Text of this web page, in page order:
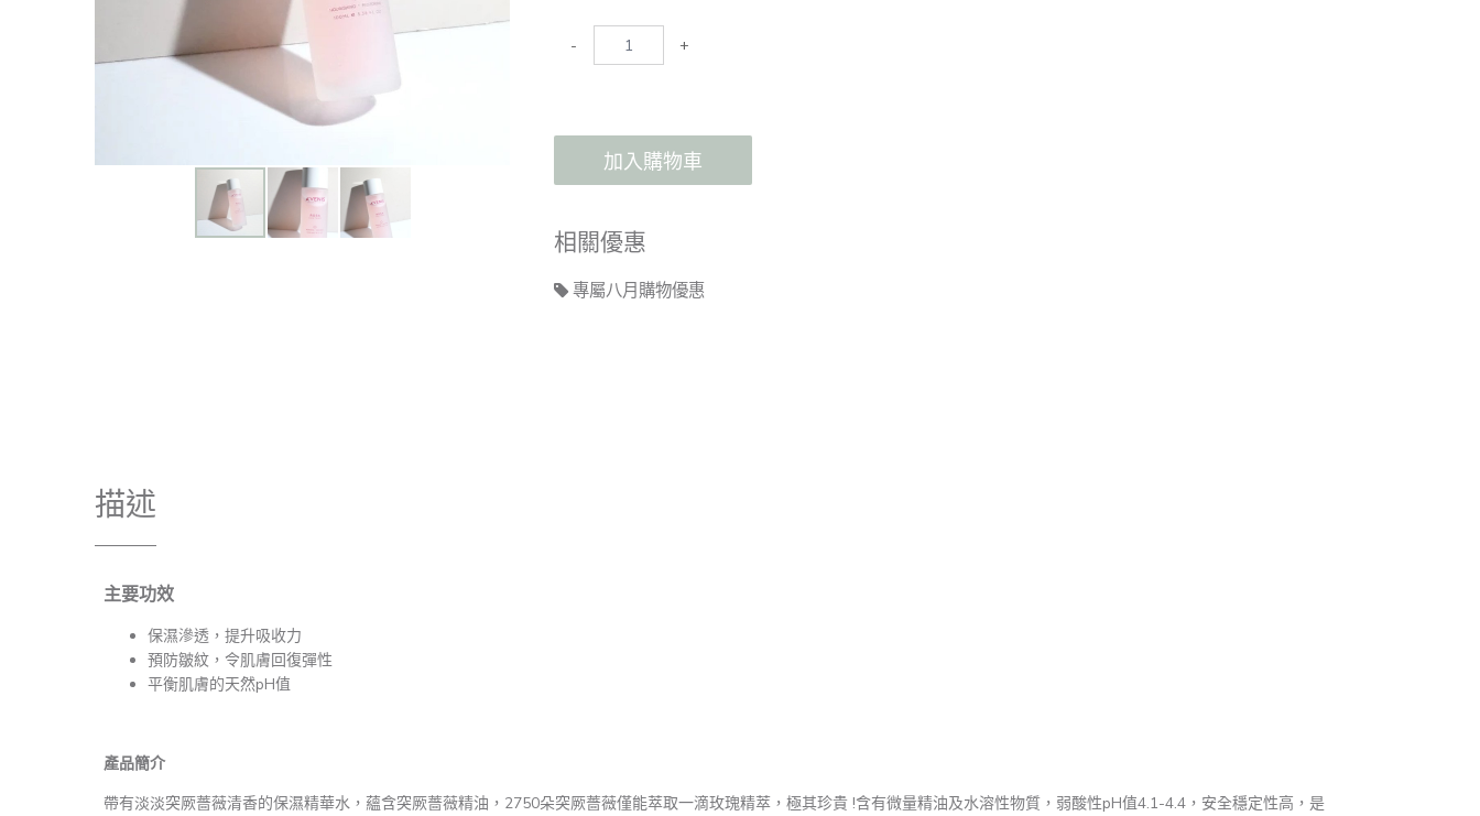
- +
加入購物車
相關優惠
專屬八月購物優惠
描述
主要功效
保濕滲透，提升吸收力
預防皺紋，令肌膚回復彈性
平衡肌膚的天然pH值
產品簡介
帶有淡淡突厥薔薇清香的保濕精華水，蘊含突厥薔薇精油，2750朵突厥薔薇僅能萃取一滴玫瑰精萃，極其珍貴 !含有微量精油及水溶性物質，弱酸性pH值4.1-4.4，安全穩定性高，是